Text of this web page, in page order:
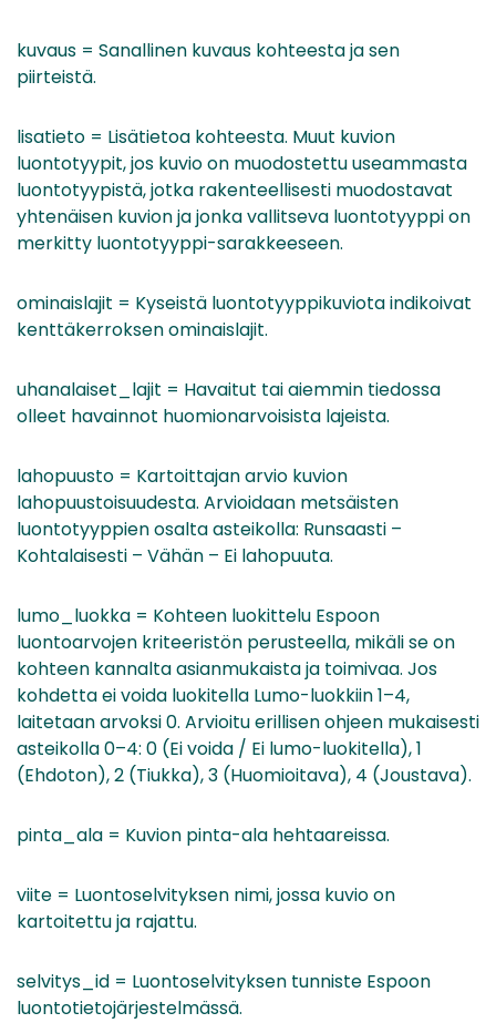
kuvaus = Sanallinen kuvaus kohteesta ja sen
piirteistä.
lisatieto = Lisätietoa kohteesta. Muut kuvion
luontotyypit, jos kuvio on muodostettu useammasta
luontotyypistä, jotka rakenteellisesti muodostavat
yhtenäisen kuvion ja jonka vallitseva luontotyyppi on
merkitty luontotyyppi-sarakkeeseen.
ominaislajit = Kyseistä luontotyyppikuviota indikoivat
kenttäkerroksen ominaislajit.
uhanalaiset_lajit = Havaitut tai aiemmin tiedossa
olleet havainnot huomionarvoisista lajeista.
lahopuusto = Kartoittajan arvio kuvion
lahopuustoisuudesta. Arvioidaan metsäisten
luontotyyppien osalta asteikolla: Runsaasti –
Kohtalaisesti – Vähän – Ei lahopuuta.
lumo_luokka = Kohteen luokittelu Espoon
luontoarvojen kriteeristön perusteella, mikäli se on
kohteen kannalta asianmukaista ja toimivaa. Jos
kohdetta ei voida luokitella Lumo-luokkiin 1–4,
laitetaan arvoksi 0. Arvioitu erillisen ohjeen mukaisesti
asteikolla 0–4: 0 (Ei voida / Ei lumo-luokitella), 1
(Ehdoton), 2 (Tiukka), 3 (Huomioitava), 4 (Joustava).
pinta_ala = Kuvion pinta-ala hehtaareissa.
viite = Luontoselvityksen nimi, jossa kuvio on
kartoitettu ja rajattu.
selvitys_id = Luontoselvityksen tunniste Espoon
luontotietojärjestelmässä.